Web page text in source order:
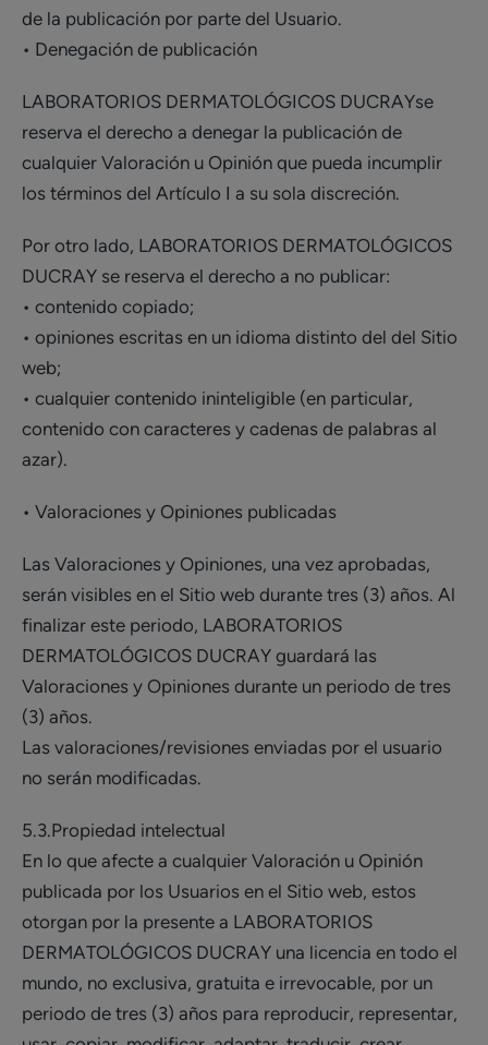
de la publicación por parte del Usuario.
• Denegación de publicación
LABORATORIOS DERMATOLÓGICOS DUCRAYse
reserva el derecho a denegar la publicación de
cualquier Valoración u Opinión que pueda incumplir
los términos del Artículo I a su sola discreción.
Por otro lado, LABORATORIOS DERMATOLÓGICOS
DUCRAY se reserva el derecho a no publicar:
• contenido copiado;
• opiniones escritas en un idioma distinto del del Sitio
web;
• cualquier contenido ininteligible (en particular,
contenido con caracteres y cadenas de palabras al
azar).
• Valoraciones y Opiniones publicadas
Las Valoraciones y Opiniones, una vez aprobadas,
serán visibles en el Sitio web durante tres (3) años. Al
finalizar este periodo, LABORATORIOS
DERMATOLÓGICOS DUCRAY guardará las
Valoraciones y Opiniones durante un periodo de tres
(3) años.
Las valoraciones/revisiones enviadas por el usuario
no serán modificadas.
5.3.Propiedad intelectual
En lo que afecte a cualquier Valoración u Opinión
publicada por los Usuarios en el Sitio web, estos
otorgan por la presente a LABORATORIOS
DERMATOLÓGICOS DUCRAY una licencia en todo el
mundo, no exclusiva, gratuita e irrevocable, por un
periodo de tres (3) años para reproducir, representar,